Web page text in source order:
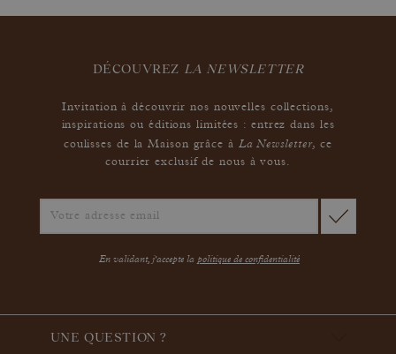
DÉCOUVREZ LA NEWSLETTER
Invitation à découvrir nos nouvelles collections,
inspirations ou éditions limitées : entrez dans les
coulisses de la Maison grâce à La Newsletter,ce
courrier exclusif de nous à vous.
En validant, j'accepte la politique de confidentialité
UNE QUESTION ?